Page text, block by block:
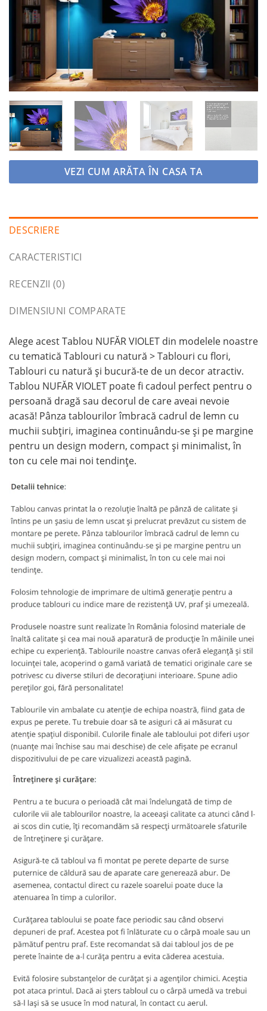
Adaugă
la
favorite
VEZI CUM ARĂTA ÎN CASA TA
DESCRIERE
CARACTERISTICI
RECENZII (0)
DIMENSIUNI COMPARATE
Alege acest Tablou NUFĂR VIOLET din modelele noastre
cu tematică Tablouri cu natură > Tablouri cu flori,
Tablouri cu natură și bucură-te de un decor atractiv.
Tablou NUFĂR VIOLET poate fi cadoul perfect pentru o
persoană dragă sau decorul de care aveai nevoie
acasă! Pânza tablourilor îmbracă cadrul de lemn cu
muchii subțiri, imaginea continuându-se și pe margine
pentru un design modern, compact și minimalist, în
ton cu cele mai noi tendințe.